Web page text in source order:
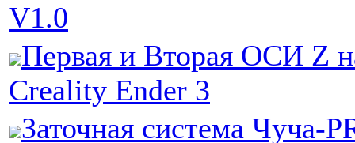
V1.0
Первая и Вторая ОСИ Z
Creality Ender 3
Заточная система Чуча-